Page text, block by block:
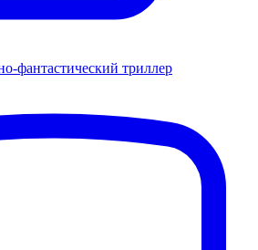
фантастический триллер